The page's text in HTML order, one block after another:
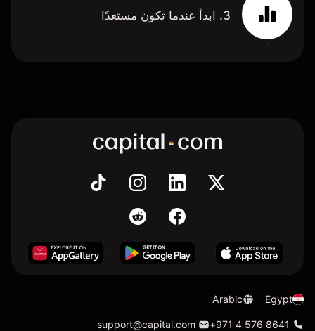
3. ابدأ عندما تكون مستعدًا
Egypt
Arabic
+971 4 576 8641
support@capital.com